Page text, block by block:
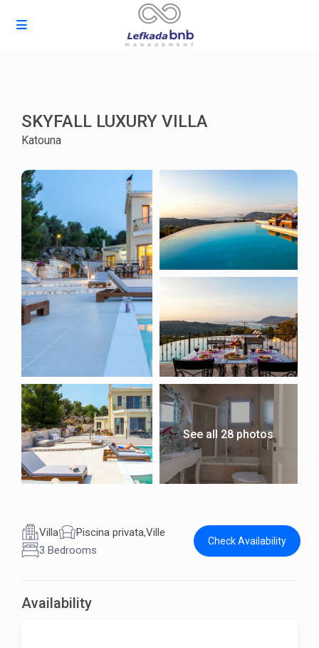
SKYFALL LUXURY VILLA
Katouna
See all 28 photos
Villa Piscina privata,Ville
3 Bedrooms
Check Availability
Availability